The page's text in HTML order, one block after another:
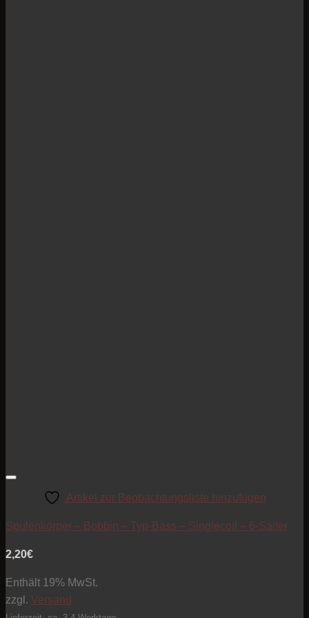
Artikel zur Beobachtungsliste hinzufügen
Spulenkörper – Bobbin – Typ-Bass – Singlecoil – 6-Saiter
2,20€
Enthält 19% MwSt.
zzgl. Versand